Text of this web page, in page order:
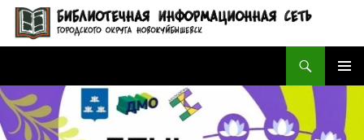
БИБЛИОТЕЧНАЯ ИНФОРМАЦИОННАЯ СЕТЬ городского округа Новокуйбышевск
МЕНЮ
К
СОДЕРЖИМОМУ